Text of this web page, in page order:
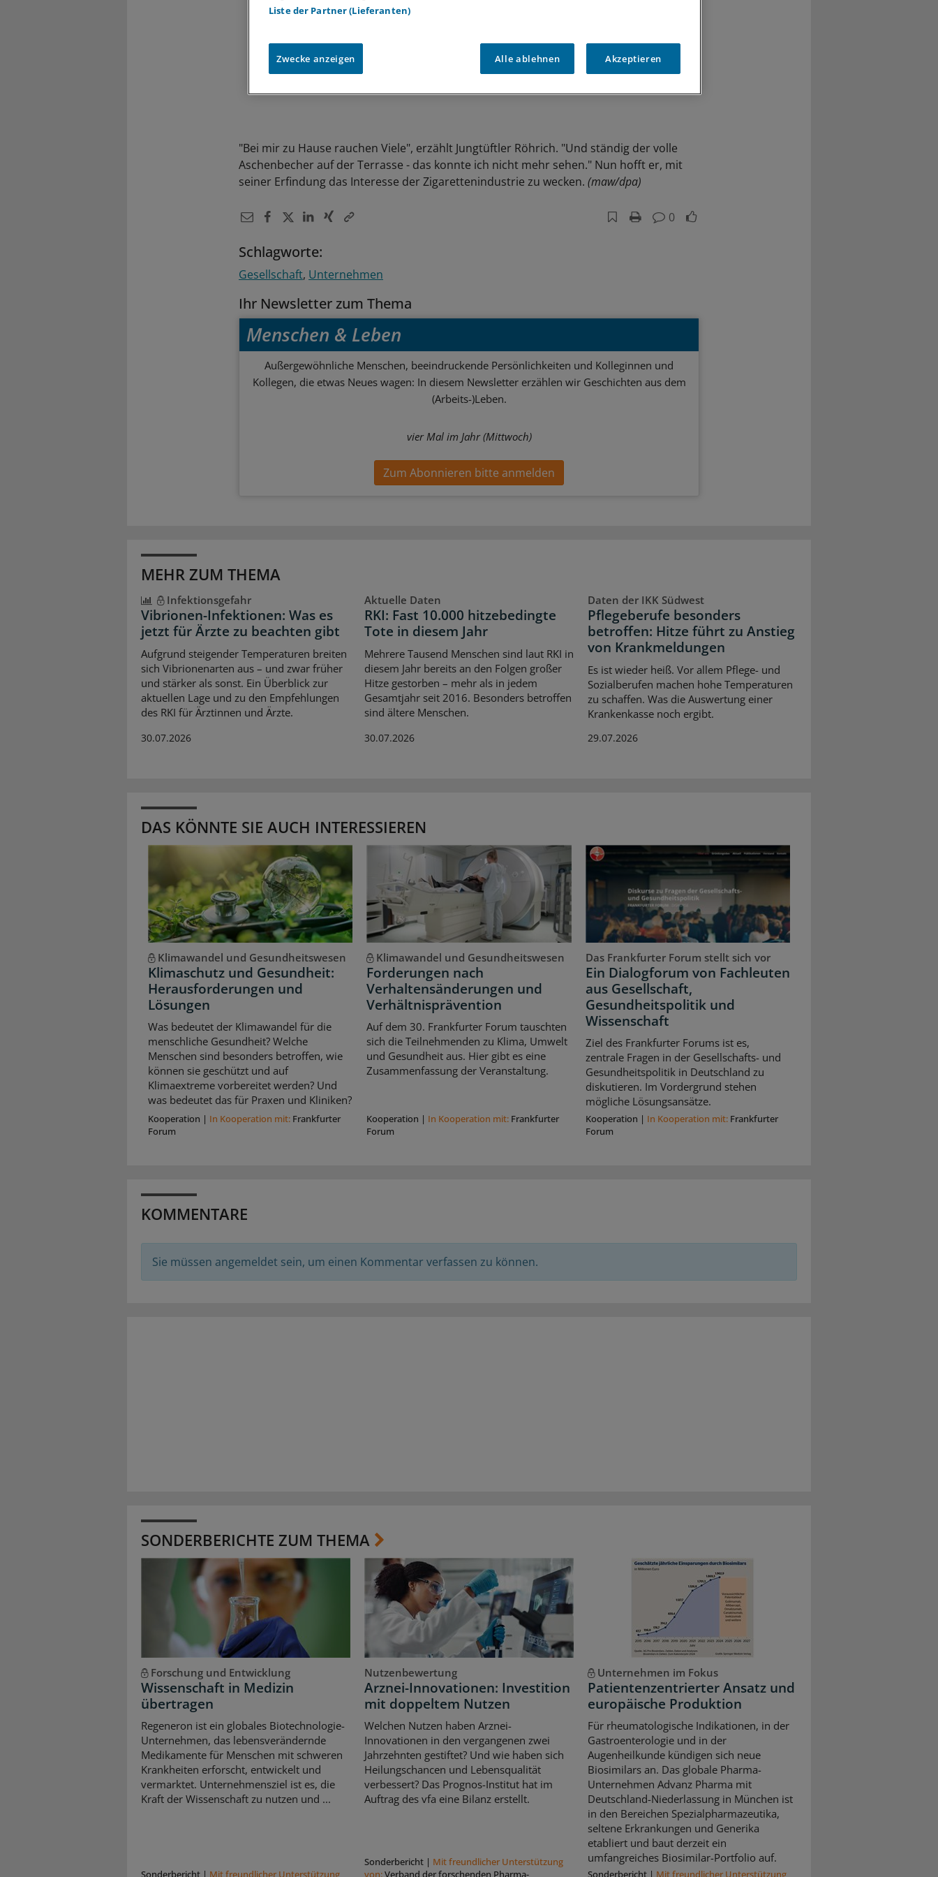
"Bei mir zu Hause rauchen Viele", erzählt Jungtüftler Röhrich. "Und ständig der volle
Aschenbecher auf der Terrasse - das konnte ich nicht mehr sehen." Nun hofft er, mit
seiner Erfindung das Interesse der Zigarettenindustrie zu wecken. (maw/dpa)
0
Schlagworte:
Gesellschaft Unternehmen
Ihr Newsletter zum Thema
Menschen & Leben
Außergewöhnliche Menschen, beeindruckende Persönlichkeiten und Kolleginnen und
Kollegen, die etwas Neues wagen: In diesem Newsletter erzählen wir Geschichten aus dem
(Arbeits-)Leben.
vier Mal im Jahr (Mittwoch)
Zum Abonnieren bitte anmelden
MEHR ZUM THEMA
Infektionsgefahr
Vibrionen-Infektionen: Was es
jetzt für Ärzte zu beachten gibt
Aufgrund steigender Temperaturen breiten
sich Vibrionenarten aus – und zwar früher
und stärker als sonst. Ein Überblick zur
aktuellen Lage und zu den Empfehlungen
des RKI für Ärztinnen und Ärzte.
30.07.2026
Aktuelle Daten
RKI: Fast 10.000 hitzebedingte
Tote in diesem Jahr
Mehrere Tausend Menschen sind laut RKI in
diesem Jahr bereits an den Folgen großer
Hitze gestorben – mehr als in jedem
Gesamtjahr seit 2016. Besonders betroffen
sind ältere Menschen.
30.07.2026
Daten der IKK Südwest
Pflegeberufe besonders
betroffen: Hitze führt zu Anstieg
von Krankmeldungen
Es ist wieder heiß. Vor allem Pflege- und
Sozialberufen machen hohe Temperaturen
zu schaffen. Was die Auswertung einer
Krankenkasse noch ergibt.
29.07.2026
DAS KÖNNTE SIE AUCH INTERESSIEREN
Klimawandel und Gesundheitswesen
Klimaschutz und Gesundheit:
Herausforderungen und
Lösungen
Was bedeutet der Klimawandel für die
menschliche Gesundheit? Welche
Menschen sind besonders betroffen, wie
können sie geschützt und auf
Klimaextreme vorbereitet werden? Und
was bedeutet das für Praxen und Kliniken?
Kooperation | In Kooperation mit: Frankfurter
Forum
Klimawandel und Gesundheitswesen
Forderungen nach
Verhaltensänderungen und
Verhältnisprävention
Auf dem 30. Frankfurter Forum tauschten
sich die Teilnehmenden zu Klima, Umwelt
und Gesundheit aus. Hier gibt es eine
Zusammenfassung der Veranstaltung.
Kooperation | In Kooperation mit: Frankfurter
Forum
Das Frankfurter Forum stellt sich vor
Ein Dialogforum von Fachleuten
aus Gesellschaft,
Gesundheitspolitik und
Wissenschaft
Ziel des Frankfurter Forums ist es,
zentrale Fragen in der Gesellschafts- und
Gesundheitspolitik in Deutschland zu
diskutieren. Im Vordergrund stehen
mögliche Lösungsansätze.
Kooperation | In Kooperation mit: Frankfurter
Forum
KOMMENTARE
Sie müssen angemeldet sein, um einen Kommentar verfassen zu können.
SONDERBERICHTE ZUM THEMA
Forschung und Entwicklung
Wissenschaft in Medizin
übertragen
Regeneron ist ein globales Biotechnologie-
Unternehmen, das lebensverändernde
Medikamente für Menschen mit schweren
Krankheiten erforscht, entwickelt und
vermarktet. Unternehmensziel ist es, die
Kraft der Wissenschaft zu nutzen und ...
Sonderbericht | Mit freundlicher Unterstützung
Nutzenbewertung
Arznei-Innovationen: Investition
mit doppeltem Nutzen
Welchen Nutzen haben Arznei-
Innovationen in den vergangenen zwei
Jahrzehnten gestiftet? Und wie haben sich
Heilungschancen und Lebensqualität
verbessert? Das Prognos-Institut hat im
Auftrag des vfa eine Bilanz erstellt.
Sonderbericht| Mit freundlicher Unterstützung
von:Verband der forschenden Pharma-
Unternehmen im Fokus
Patientenzentrierter Ansatz und
europäische Produktion
Für rheumatologische Indikationen, in der
Gastroenterologie und in der
Augenheilkunde kündigen sich neue
Biosimilars an. Das globale Pharma-
Unternehmen Advanz Pharma mit
Deutschland-Niederlassung in München ist
in den Bereichen Spezialpharmazeutika,
seltene Erkrankungen und Generika
etabliert und baut derzeit ein
umfangreiches Biosimilar-Portfolio auf.
Sonderbericht| Mit freundlicher Unterstützung
Liste der Partner (Lieferanten)
Zwecke anzeigen Alle ablehnen Akzeptieren